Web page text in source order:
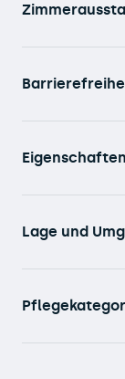
Lage und